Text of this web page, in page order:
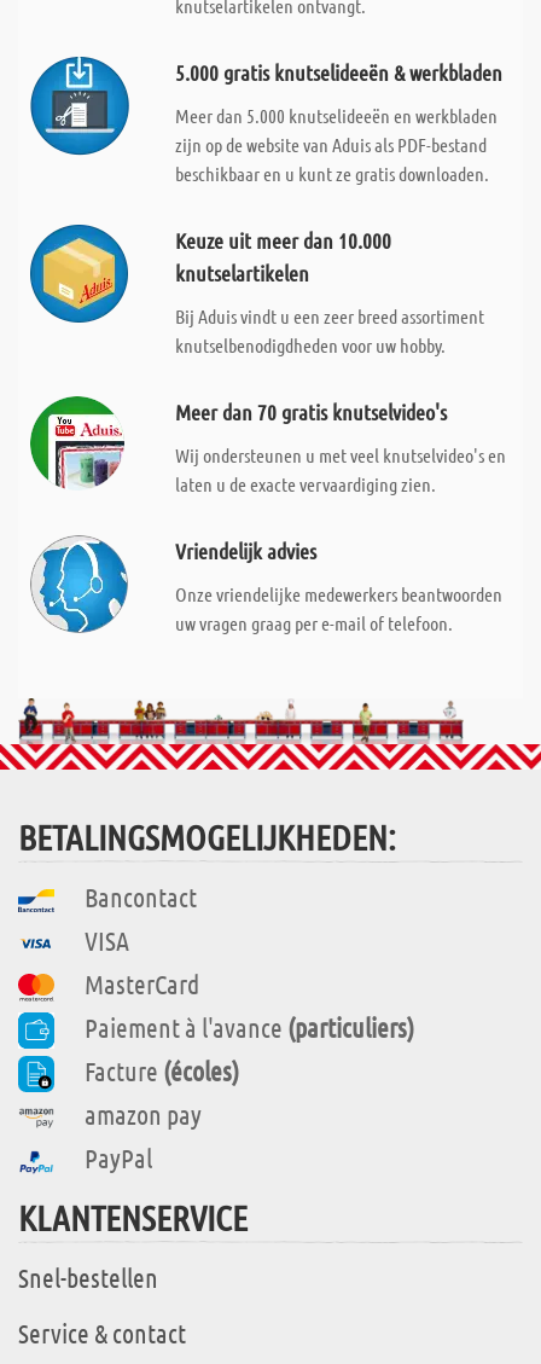
knutselartikelen ontvangt.
5.000 gratis knutselideeën & werkbladen
Meer dan 5.000 knutselideeën en werkbladen
zijn op de website van Aduis als PDF-bestand
beschikbaar en u kunt ze gratis downloaden.
Keuze uit meer dan 10.000
knutselartikelen
Bij Aduis vindt u een zeer breed assortiment
knutselbenodigdheden voor uw hobby.
Meer dan 70 gratis knutselvideo's
Wij ondersteunen u met veel knutselvideo's en
laten u de exacte vervaardiging zien.
Vriendelijk advies
Onze vriendelijke medewerkers beantwoorden
uw vragen graag per e-mail of telefoon.
BETALINGSMOGELIJKHEDEN:
Bancontact
VISA
MasterCard
Paiement à l'avance (particuliers)
Facture (écoles)
amazon pay
PayPal
KLANTENSERVICE
Snel-bestellen
Service & contact